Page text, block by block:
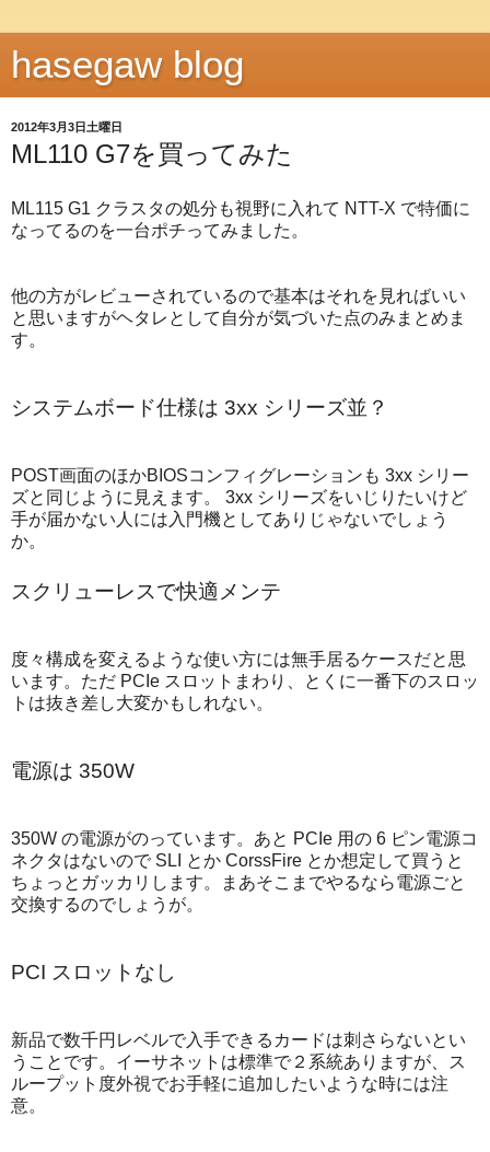
hasegaw blog
2012年3月3日土曜日
ML110 G7を買ってみた
ML115 G1 クラスタの処分も視野に入れて NTT-X で特価に
なってるのを一台ポチってみました。
他の方がレビューされているので基本はそれを見ればいい
と思いますがヘタレとして自分が気づいた点のみまとめま
す。
システムボード仕様は 3xx シリーズ並？
POST画面のほかBIOSコンフィグレーションも 3xx シリー
ズと同じように見えます。 3xx シリーズをいじりたいけど
手が届かない人には入門機としてありじゃないでしょう
か。
スクリューレスで快適メンテ
度々構成を変えるような使い方には無手居るケースだと思
います。ただ PCIe スロットまわり、とくに一番下のスロッ
トは抜き差し大変かもしれない。
電源は 350W
350W の電源がのっています。あと PCIe 用の 6 ピン電源コ
ネクタはないので SLI とか CorssFire とか想定して買うと
ちょっとガッカリします。まあそこまでやるなら電源ごと
交換するのでしょうが。
PCI スロットなし
新品で数千円レベルで入手できるカードは刺さらないとい
うことです。イーサネットは標準で２系統ありますが、ス
ループット度外視でお手軽に追加したいような時には注
意。